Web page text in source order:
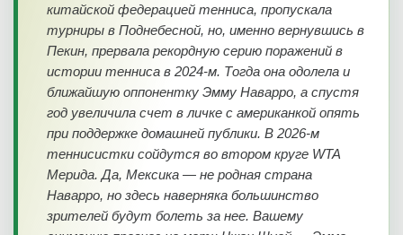
китайской федерацией тенниса, пропускала
турниры в Поднебесной, но, именно вернувшись в
Пекин, прервала рекордную серию поражений в
истории тенниса в 2024-м. Тогда она одолела и
ближайшую оппонентку Эмму Наварро, а спустя
год увеличила счет в личке с американкой опять
при поддержке домашней публики. В 2026-м
теннисистки сойдутся во втором круге WTA
Мерида. Да, Мексика — не родная страна
Наварро, но здесь наверняка большинство
зрителей будут болеть за нее. Вашему